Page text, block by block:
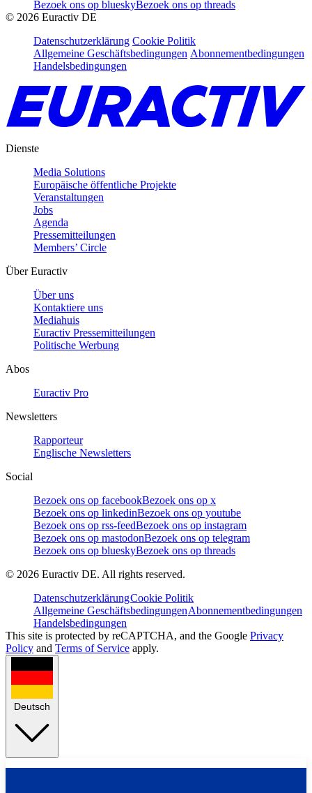
Bezoek ons op blueskyBezoek ons op threads
© 2026 Euractiv DE
Datenschutzerklärung Cookie Politik
Allgemeine Geschäftsbedingungen Abonnementbedingungen
Handelsbedingungen
Dienste
Media Solutions
Europäische öffentliche Projekte
Veranstaltungen
Jobs
Agenda
Pressemitteilungen
Members’ Circle
Über Euractiv
Über uns
Kontaktiere uns
Mediahuis
Euractiv Pressemitteilungen
Politische Werbung
Abos
Euractiv Pro
Newsletters
Rapporteur
Englische Newsletters
Social
Bezoek ons op facebookBezoek ons op x
Bezoek ons op linkedinBezoek ons op youtube
Bezoek ons op rss-feedBezoek ons op instagram
Bezoek ons op mastodonBezoek ons op telegram
Bezoek ons op blueskyBezoek ons op threads
© 2026 Euractiv DE. All rights reserved.
DatenschutzerklärungCookie Politik
Allgemeine GeschäftsbedingungenAbonnementbedingungen
Handelsbedingungen
This site is protected by reCAPTCHA, and the Google Privacy
Policy and Terms of Service apply.
Deutsch